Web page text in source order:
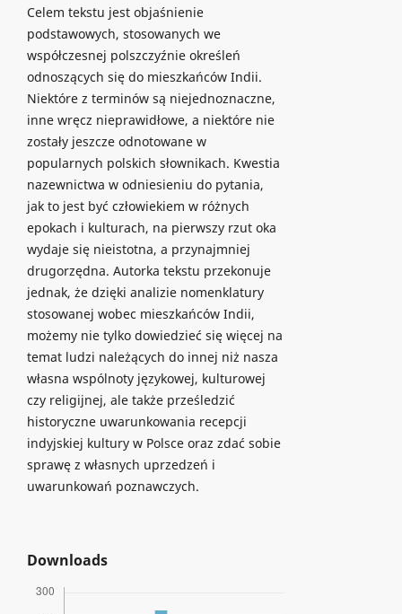
Celem tekstu jest objaśnienie
podstawowych, stosowanych we
współczesnej polszczyźnie określeń
odnoszących się do mieszkańców Indii.
Niektóre z terminów są niejednoznaczne,
inne wręcz nieprawidłowe, a niektóre nie
zostały jeszcze odnotowane w
popularnych polskich słownikach. Kwestia
nazewnictwa w odniesieniu do pytania,
jak to jest być człowiekiem w różnych
epokach i kulturach, na pierwszy rzut oka
wydaje się nieistotna, a przynajmniej
drugorzędna. Autorka tekstu przekonuje
jednak, że dzięki analizie nomenklatury
stosowanej wobec mieszkańców Indii,
możemy nie tylko dowiedzieć się więcej na
temat ludzi należących do innej niż nasza
własna wspólnoty językowej, kulturowej
czy religijnej, ale także prześledzić
historyczne uwarunkowania recepcji
indyjskiej kultury w Polsce oraz zdać sobie
sprawę z własnych uprzedzeń i
uwarunkowań poznawczych.
Downloads